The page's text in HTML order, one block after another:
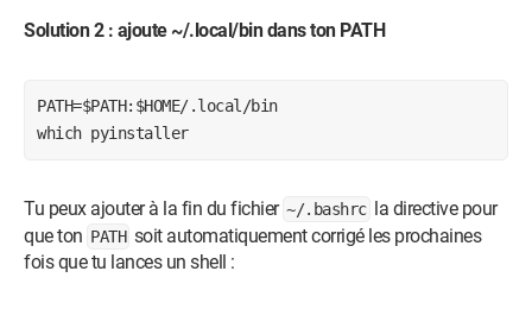
Solution 2 : ajoute ~/.local/bin dans ton PATH
PATH=$PATH:$HOME/.local/bin
which pyinstaller
Tu peux ajouter à la fin du fichier ~/.bashrc la directive pour
que ton PATH soit automatiquement corrigé les prochaines
fois que tu lances un shell :